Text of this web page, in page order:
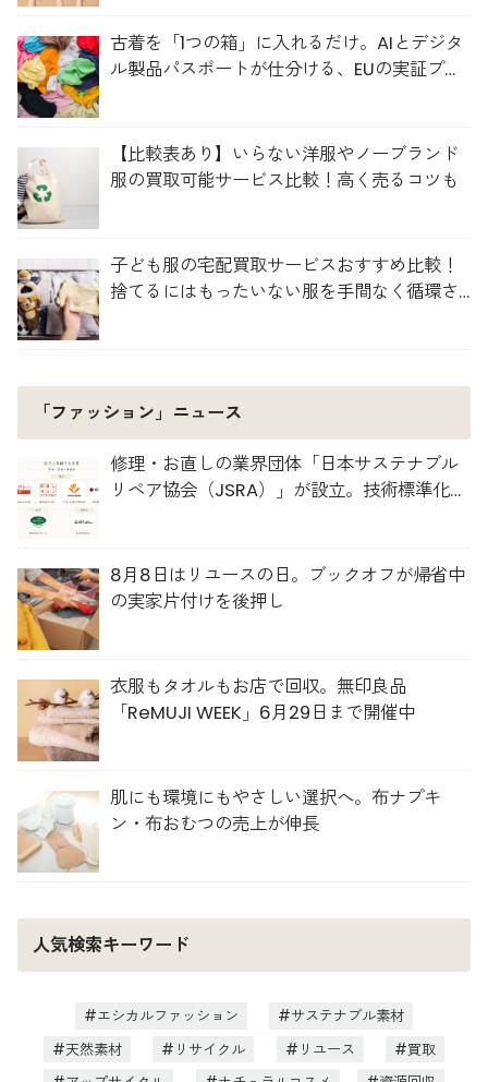
古着を「1つの箱」に入れるだけ。AIとデジタ
ル製品パスポートが仕分ける、EUの実証プロ
【比較表あり】いらない洋服やノーブランド
服の買取可能サービス比較！高く売るコツも
子ども服の宅配買取サービスおすすめ比較！
捨てるにはもったいない服を手間なく循環さ
「ファッション」ニュース
修理・お直しの業界団体「日本サステナブル
リペア協会（JSRA）」が設立。技術標準化や
8月8日はリユースの日。ブックオフが帰省中
の実家片付けを後押し
衣服もタオルもお店で回収。無印良品
「ReMUJI WEEK」6月29日まで開催中
肌にも環境にもやさしい選択へ。布ナプキ
ン・布おむつの売上が伸長
人気検索キーワード
エシカルファッション
サステナブル素材
天然素材
リサイクル リユース
買取